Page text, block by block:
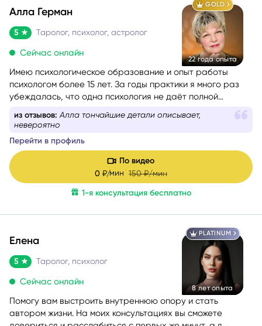
GOLD
22 года опыта
Алла Герман
5 Таролог, психолог, астролог
Сейчас онлайн
Имею психологическое образование и опыт работы
психологом более 15 лет. За годы практики я много раз
убеждалась, что одна психология не даёт полной
применять в консультациях Таро и метафорические
из отзывов: Алла тончайшие детали описывает,
невероятно
Перейти в профиль
По видео
0 ₽/мин150 ₽/мин
1-я консультация бесплатно
PLATINUM
8 лет опыта
Елена
5 Таролог, психолог
Сейчас онлайн
Помогу вам выстроить внутреннюю опору и стать
автором жизни. На моих консультациях вы сможете